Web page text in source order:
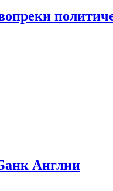
Англии